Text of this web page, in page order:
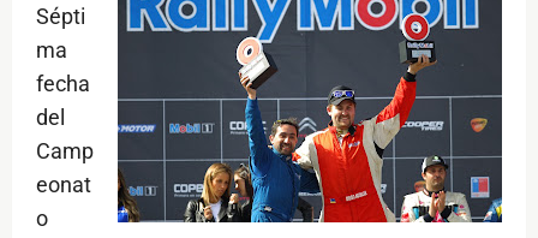
Sépti
ma
fecha
del
Camp
eonat
o